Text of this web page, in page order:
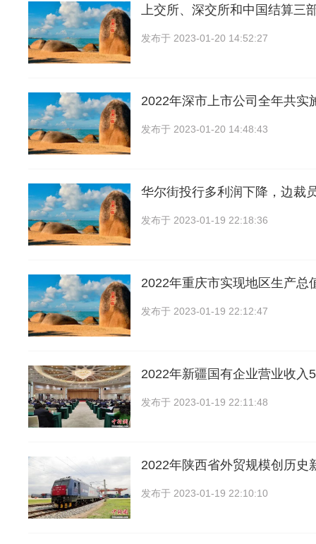
上交所、深交所和中国结算三
发布于 2023-01-20 14:52:27
2022年深市上市公司全年共实
发布于 2023-01-20 14:48:43
华尔街投行多利润下降，边裁
发布于 2023-01-19 22:18:36
2022年重庆市实现地区生产总
发布于 2023-01-19 22:12:47
2022年新疆国有企业营业收入
发布于 2023-01-19 22:11:48
2022年陕西省外贸规模创历史
发布于 2023-01-19 22:10:10